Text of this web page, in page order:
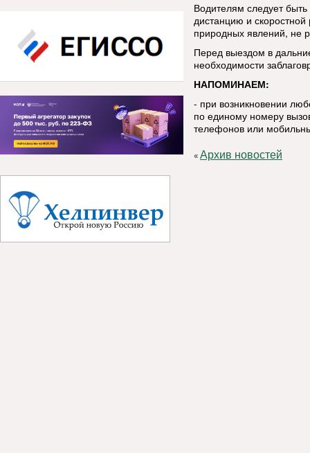
Водителям следует
дистанцию и
природных явлений, не
Перед выездом в
необходимости
НАПОМИНАЕМ:
- при возникновении
по единому номеру
телефонов или
«Архив новостей